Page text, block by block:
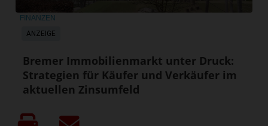
ANZEIGE
FINANZEN
Bremer Immobilienmarkt unter Druck:
Strategien für Käufer und Verkäufer im
aktuellen Zinsumfeld